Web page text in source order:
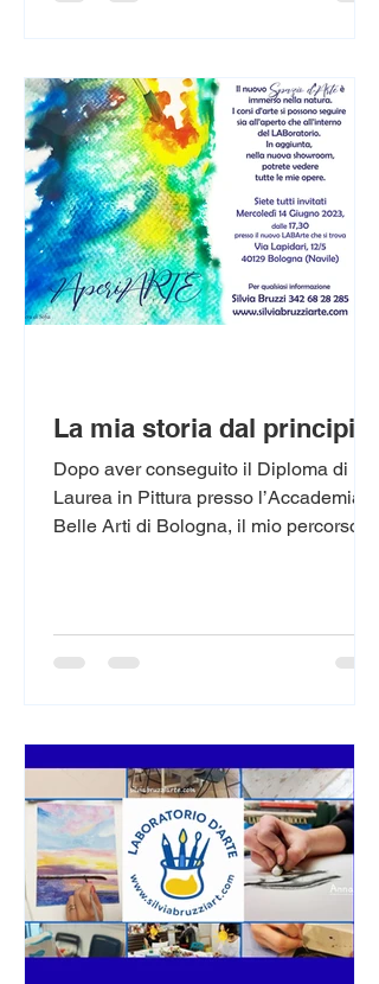
attraverso il disegno, la pittura, la
accompagnato in un percorso
personale e libero, qualunque sia il
punto di partenza.
La mia storia dal principio!
Dopo aver conseguito il Diploma di
Laurea in Pittura presso l’Accademia di
Belle Arti di Bologna, il mio percorso
in centro a Bologna, in Via San Vitale
2/c, chiamato “Piccoli Sogni”. Un luogo
ritratti, ceramiche dipinte a mano,
partecipazioni e bombo